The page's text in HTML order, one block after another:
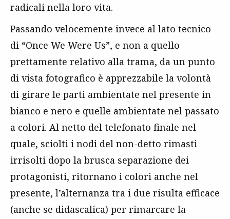
radicali nella loro vita.
Passando velocemente invece al lato tecnico
di “Once We Were Us”, e non a quello
prettamente relativo alla trama, da un punto
di vista fotografico è apprezzabile la volontà
di girare le parti ambientate nel presente in
bianco e nero e quelle ambientate nel passato
a colori. Al netto del telefonato finale nel
quale, sciolti i nodi del non-detto rimasti
irrisolti dopo la brusca separazione dei
protagonisti, ritornano i colori anche nel
presente, l’alternanza tra i due risulta efficace
(anche se didascalica) per rimarcare la